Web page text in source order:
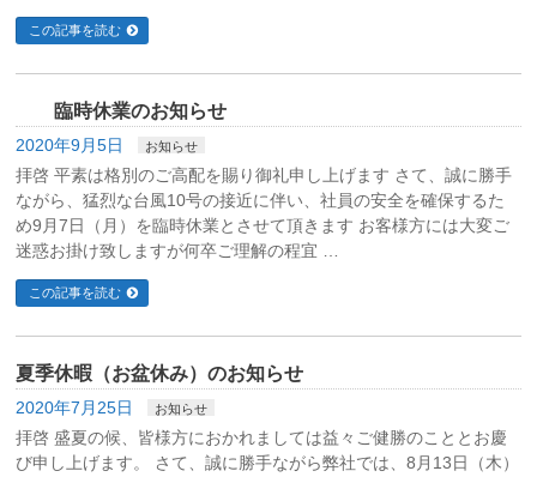
この記事を読む
臨時休業のお知らせ
2020年9月5日 お知らせ
拝啓 平素は格別のご高配を賜り御礼申し上げます さて、誠に勝手
ながら、猛烈な台風10号の接近に伴い、社員の安全を確保するた
め9月7日（月）を臨時休業とさせて頂きます お客様方には大変ご
迷惑お掛け致しますが何卒ご理解の程宜 …
この記事を読む
夏季休暇（お盆休み）のお知らせ
2020年7月25日 お知らせ
拝啓 盛夏の候、皆様方におかれましては益々ご健勝のこととお慶
び申し上げます。 さて、誠に勝手ながら弊社では、8月13日（木）